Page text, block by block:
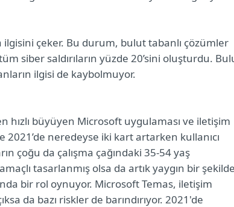
çeker. Bu durum, bulut tabanlı çözümler
siber saldırıların yüzde 20’sini oluşturdu.
ilgisi de kaybolmuyor.
büyüyen Microsoft uygulaması ve iletişim
2021’de neredeyse iki kart artarken kullanıcı
çoğu da çalışma çağındaki 35-54 yaş
tasarlanmış olsa da artık yaygın bir
bir rol oynuyor. Microsoft Temas, iletişim
da bazı riskler de barındırıyor. 2021'de